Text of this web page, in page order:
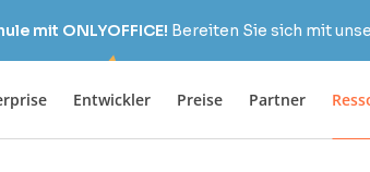
mit ONLYOFFICE! Bereiten Sie sich mit
Entwickler Preise Partner